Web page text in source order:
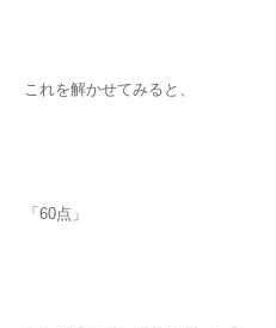
これを解かせてみると、
「60点」